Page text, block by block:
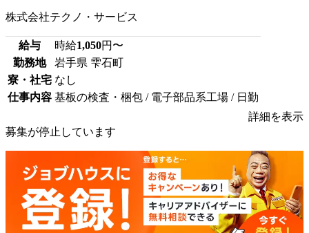
株式会社テクノ・サービス
給与 時給1,050円〜
勤務地
岩手県 雫石町
寮・社宅 なし
仕事内容 基板の検査・梱包 / 電子部品系工場 / 日勤
詳細を表示
募集が停止しています